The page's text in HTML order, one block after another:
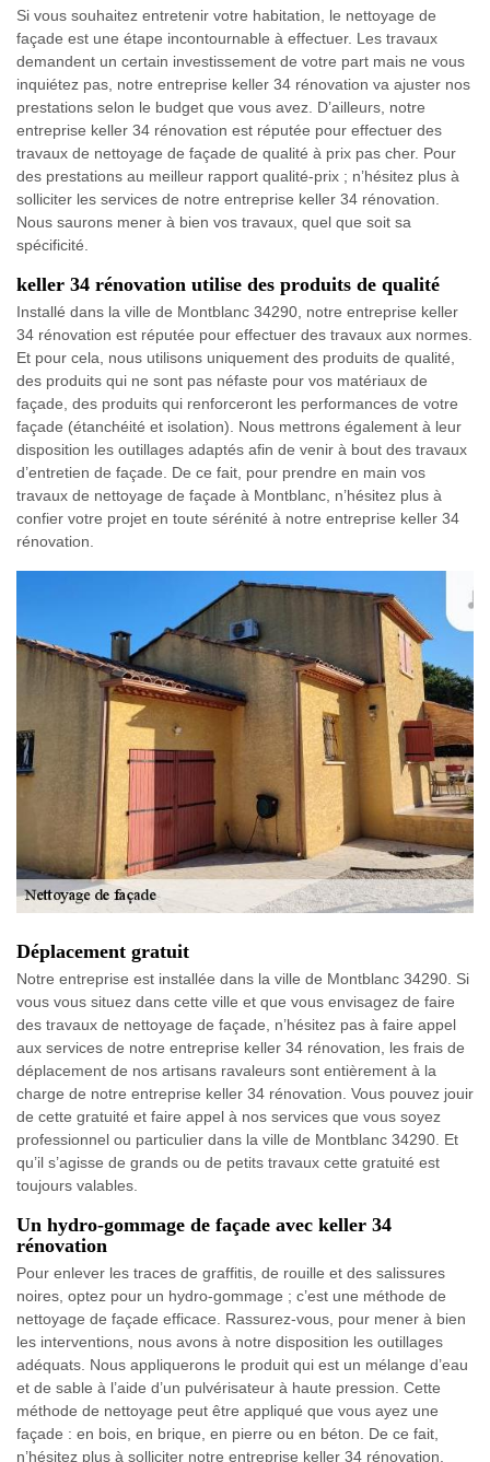
Si vous souhaitez entretenir votre habitation, le nettoyage de
façade est une étape incontournable à effectuer. Les travaux
demandent un certain investissement de votre part mais ne vous
inquiétez pas, notre entreprise keller 34 rénovation va ajuster nos
prestations selon le budget que vous avez. D’ailleurs, notre
entreprise keller 34 rénovation est réputée pour effectuer des
travaux de nettoyage de façade de qualité à prix pas cher. Pour
des prestations au meilleur rapport qualité-prix ; n’hésitez plus à
solliciter les services de notre entreprise keller 34 rénovation.
Nous saurons mener à bien vos travaux, quel que soit sa
spécificité.
keller 34 rénovation utilise des produits de qualité
Installé dans la ville de Montblanc 34290, notre entreprise keller
34 rénovation est réputée pour effectuer des travaux aux normes.
Et pour cela, nous utilisons uniquement des produits de qualité,
des produits qui ne sont pas néfaste pour vos matériaux de
façade, des produits qui renforceront les performances de votre
façade (étanchéité et isolation). Nous mettrons également à leur
disposition les outillages adaptés afin de venir à bout des travaux
d’entretien de façade. De ce fait, pour prendre en main vos
travaux de nettoyage de façade à Montblanc, n’hésitez plus à
confier votre projet en toute sérénité à notre entreprise keller 34
rénovation.
Déplacement gratuit
Notre entreprise est installée dans la ville de Montblanc 34290. Si
vous vous situez dans cette ville et que vous envisagez de faire
des travaux de nettoyage de façade, n’hésitez pas à faire appel
aux services de notre entreprise keller 34 rénovation, les frais de
déplacement de nos artisans ravaleurs sont entièrement à la
charge de notre entreprise keller 34 rénovation. Vous pouvez jouir
de cette gratuité et faire appel à nos services que vous soyez
professionnel ou particulier dans la ville de Montblanc 34290. Et
qu’il s’agisse de grands ou de petits travaux cette gratuité est
toujours valables.
Un hydro-gommage de façade avec keller 34
rénovation
Pour enlever les traces de graffitis, de rouille et des salissures
noires, optez pour un hydro-gommage ; c’est une méthode de
nettoyage de façade efficace. Rassurez-vous, pour mener à bien
les interventions, nous avons à notre disposition les outillages
adéquats. Nous appliquerons le produit qui est un mélange d’eau
et de sable à l’aide d’un pulvérisateur à haute pression. Cette
méthode de nettoyage peut être appliqué que vous ayez une
façade : en bois, en brique, en pierre ou en béton. De ce fait,
n’hésitez plus à solliciter notre entreprise keller 34 rénovation.